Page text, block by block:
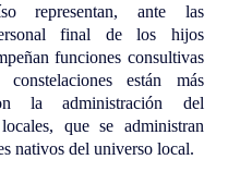
representan, ante las
final de los hijos
funciones consultivas
están más
la administración del
que se administran
nativos del universo local.